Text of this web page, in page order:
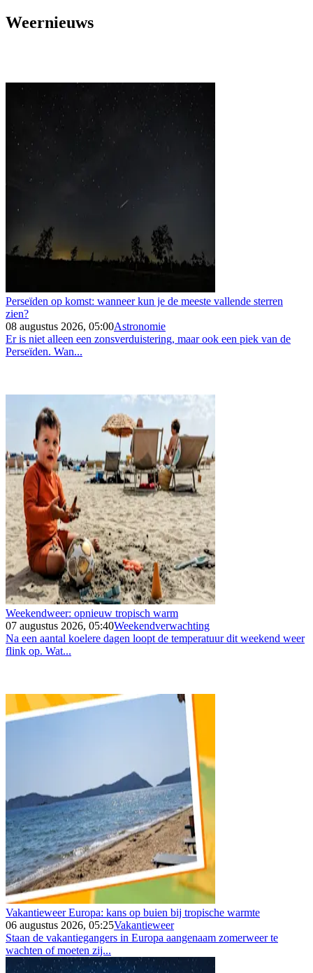
Weernieuws
Perseïden op komst: wanneer kun je de meeste vallende sterren
zien?
08 augustus 2026, 05:00Astronomie
Er is niet alleen een zonsverduistering, maar ook een piek van de
Perseïden. Wan...
Weekendweer: opnieuw tropisch warm
07 augustus 2026, 05:40Weekendverwachting
Na een aantal koelere dagen loopt de temperatuur dit weekend weer
flink op. Wat...
Vakantieweer Europa: kans op buien bij tropische warmte
06 augustus 2026, 05:25Vakantieweer
Staan de vakantiegangers in Europa aangenaam zomerweer te
wachten of moeten zij...